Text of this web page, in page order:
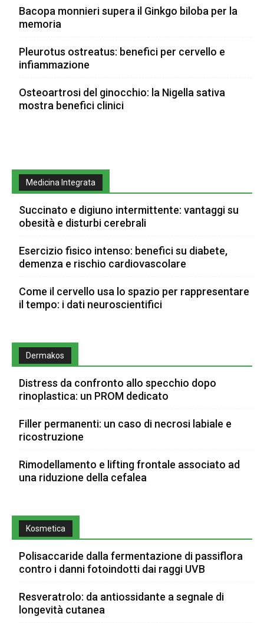
Bacopa monnieri supera il Ginkgo biloba per la
memoria
Pleurotus ostreatus: benefici per cervello e
infiammazione
Osteoartrosi del ginocchio: la Nigella sativa
mostra benefici clinici
Medicina Integrata
Succinato e digiuno intermittente: vantaggi su
obesità e disturbi cerebrali
Esercizio fisico intenso: benefici su diabete,
demenza e rischio cardiovascolare
Come il cervello usa lo spazio per rappresentare
il tempo: i dati neuroscientifici
Dermakos
Distress da confronto allo specchio dopo
rinoplastica: un PROM dedicato
Filler permanenti: un caso di necrosi labiale e
ricostruzione
Rimodellamento e lifting frontale associato ad
una riduzione della cefalea
Kosmetica
Polisaccaride dalla fermentazione di passiflora
contro i danni fotoindotti dai raggi UVB
Resveratrolo: da antiossidante a segnale di
longevità cutanea